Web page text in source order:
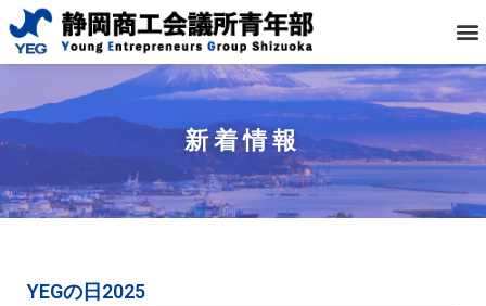
新着情報
YEGの日2025